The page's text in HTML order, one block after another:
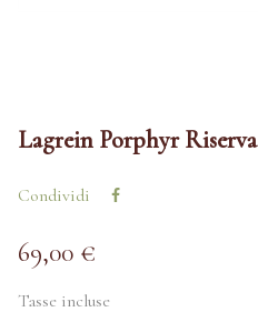
Lagrein Porphyr Riserva
Condividi
69,00 €
Tasse incluse